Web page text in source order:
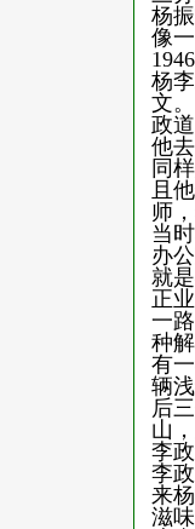
杨
像
杨
文
政
他
同
且
师
当
办
就
正
一
种
有
辆
后
山
李
李
来
滋味